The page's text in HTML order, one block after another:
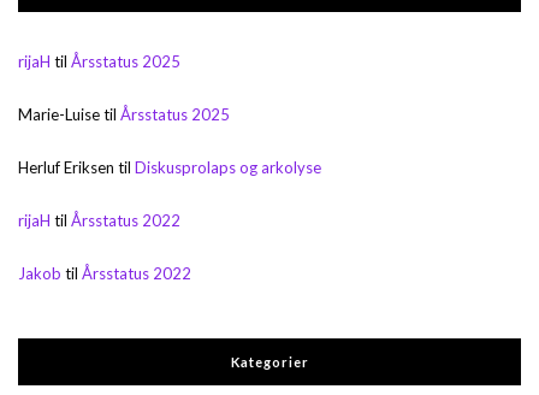
rijaH til Årsstatus 2025
Marie-Luisetil Årsstatus 2025
Herluf Eriksen til Diskusprolaps og arkolyse
rijaH til Årsstatus 2022
Jakob til Årsstatus 2022
Kategorier